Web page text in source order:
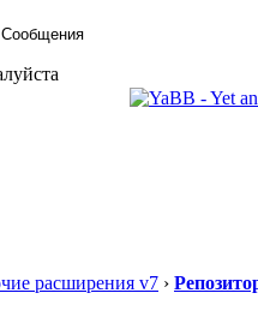
расширения v7 ›